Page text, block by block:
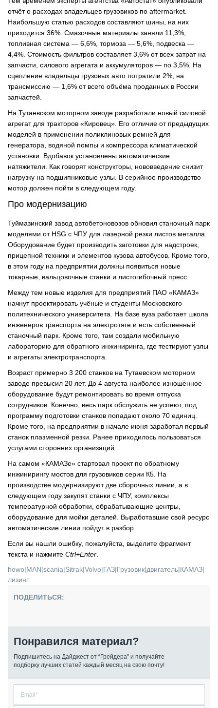
отчёт о расходах владельцев грузовиков по aftermarket.
Наибольшую статью расходов составляют шины, на них
приходится 36%. Смазочные материалы заняли 11,3%,
топливная система — 6,6%, тормоза — 5,6%, подвеска —
4,4%. Стоимость фильтров составляет 3,6% от всех затрат на
запчасти, силового агрегата и аккумуляторов — по 3,5%. На
сцепление владельцы грузовых авто потратили 2%, на
трансмиссию — 1,6% от всего объёма проданных в России
запчастей.
На Тутаевском моторном заводе разработали новый силовой
агрегат для тракторов «Кировец». Его отличие от предыдущих
моделей в применении поликлиновых ремней для
генератора, водяной помпы и компрессора климатической
установки. Вдобавок установлены автоматические
натяжители. Как говорят конструкторы, нововведение снизит
нагрузку на подшипниковые узлы. В серийное производство
мотор должен пойти в следующем году.
Про модернизацию
Туймазинский завод автобетоновозов обновил станочный парк
моделями от HSG с ЧПУ для лазерной резки листов металла.
Оборудование будет производить заготовки для надстроек,
прицепной техники и элементов кузова автобусов. Кроме того,
в этом году на предприятии должны появиться новые
токарные, вальцовочные станки и листогибочный пресс.
Между тем новые изделия для предприятий ПАО «КАМАЗ»
начнут проектировать учёные и студенты Московского
политехнического университета. На базе вуза работает школа
инженеров транспорта на электротяге и есть собственный
станочный парк. Кроме того, там создали мобильную
лабораторию для обратного инжиниринга, где тестируют узлы
и агрегаты электротранспорта.
Возраст примерно 3 200 станков на Тутаевском моторном
заводе превысил 20 лет. До 4 августа наиболее изношенное
оборудование будут ремонтировать во время отпуска
сотрудников. Конечно, весь парк обслужить не успеют, под
программу подготовки станков попадают около 70 единиц.
Кроме того, на предприятии в начале июня заработал первый
станок плазменной резки. Ранее приходилось пользоваться
услугами сторонних организаций.
На самом «КАМАЗе» стартовал проект по обратному
инжинирингу мостов для грузовиков серии К5. На
производстве модернизируют две сборочных линии, а в
следующем году закупят станки с ЧПУ, комплексы
температурной обработки, обрабатывающие центры,
оборудование для мойки деталей. Выработавшие свой ресурс
автоматические линии пойдут в разбор.
Если вы нашли ошибку, пожалуйста, выделите фрагмент
текста и нажмите Ctrl+Enter
howo|MAN|scania|Sitrak|Volvo|ГАЗ|Грузовик|двигатель|КАМАЗ|
лизинг
ПОДЕЛИТЬСЯ:
Понравился материал?
Подпишитесь на Дайджест от “Грейдера” и получайте
подборку лучших статей каждый месяц на свою почту!